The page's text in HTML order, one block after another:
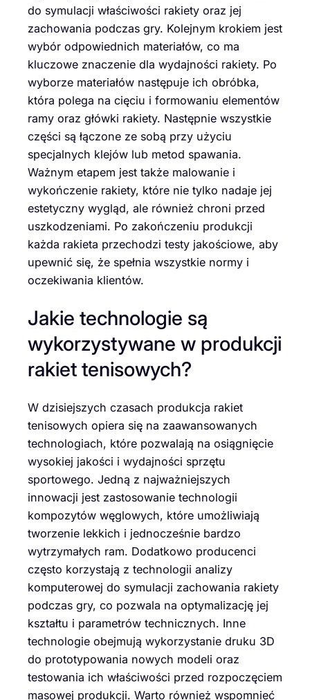
do symulacji właściwości rakiety oraz jej
zachowania podczas gry. Kolejnym krokiem jest
wybór odpowiednich materiałów, co ma
kluczowe znaczenie dla wydajności rakiety. Po
wyborze materiałów następuje ich obróbka,
która polega na cięciu i formowaniu elementów
ramy oraz główki rakiety. Następnie wszystkie
części są łączone ze sobą przy użyciu
specjalnych klejów lub metod spawania.
Ważnym etapem jest także malowanie i
wykończenie rakiety, które nie tylko nadaje jej
estetyczny wygląd, ale również chroni przed
uszkodzeniami. Po zakończeniu produkcji
każda rakieta przechodzi testy jakościowe, aby
upewnić się, że spełnia wszystkie normy i
oczekiwania klientów.
Jakie technologie są
wykorzystywane w produkcji
rakiet tenisowych?
W dzisiejszych czasach produkcja rakiet
tenisowych opiera się na zaawansowanych
technologiach, które pozwalają na osiągnięcie
wysokiej jakości i wydajności sprzętu
sportowego. Jedną z najważniejszych
innowacji jest zastosowanie technologii
kompozytów węglowych, które umożliwiają
tworzenie lekkich i jednocześnie bardzo
wytrzymałych ram. Dodatkowo producenci
często korzystają z technologii analizy
komputerowej do symulacji zachowania rakiety
podczas gry, co pozwala na optymalizację jej
kształtu i parametrów technicznych. Inne
technologie obejmują wykorzystanie druku 3D
do prototypowania nowych modeli oraz
testowania ich właściwości przed rozpoczęciem
masowej produkcji. Warto również wspomnieć